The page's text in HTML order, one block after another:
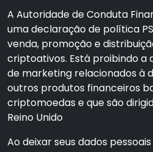
A Autoridade de Conduta
uma declaração de política
venda, promoção e
criptoativos. Está proibindo a
de marketing relacionados à
outros produtos financeiros
criptomoedas e que são
Reino Unido
Ao deixar seus dados